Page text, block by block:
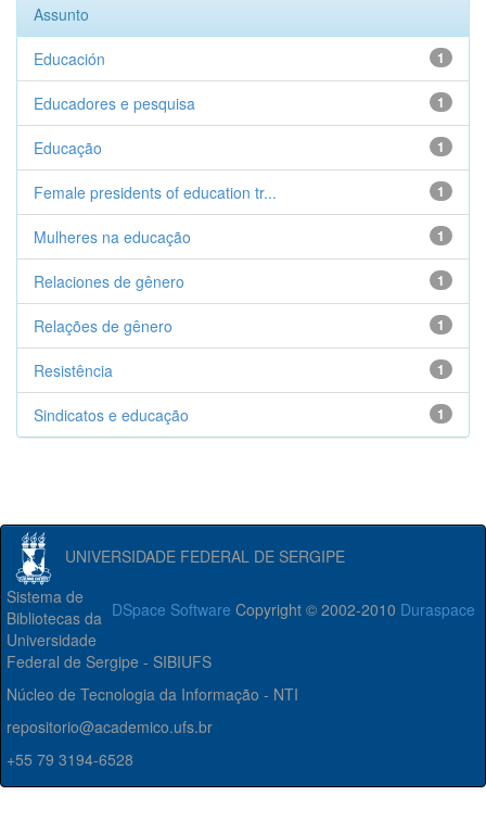
Assunto
1
Educación
1
Educadores e pesquisa
1
Educação
1
Female presidents of education tr...
1
Mulheres na educação
1
Relaciones de gênero
1
Relações de gênero
1
Resistência
1
Sindicatos e educação
UNIVERSIDADE FEDERAL DE SERGIPE
DSpace Software Copyright © 2002-2010 Duraspace
Sistema de
Bibliotecas da
Universidade
Federal de Sergipe - SIBIUFS
Núcleo de Tecnologia da Informação - NTI
repositorio@academico.ufs.br
+55 79 3194-6528